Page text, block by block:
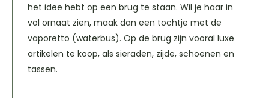
het idee hebt op een brug te staan. Wil je haar in
vol ornaat zien, maak dan een tochtje met de
vaporetto (waterbus). Op de brug zijn vooral luxe
artikelen te koop, als sieraden, zijde, schoenen en
tassen.